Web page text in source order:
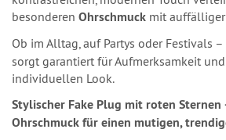
besonderen Ohrschmuck mit
Ob im Alltag, auf Partys oder Festivals
sorgt garantiert für Aufmerksamkeit
individuellen Look.
Stylischer Fake Plug mit roten
Ohrschmuck für einen mutigen,